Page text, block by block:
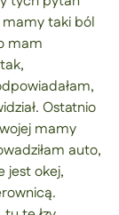
taki ból
mam
Ostatnio
mamy
auto,
jest okej,